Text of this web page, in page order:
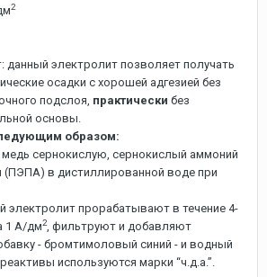
2
данный электролит позволяет получать
осадки с хорошей адгезией без
подслоя, практически без
основы.
образом:
сернокислую, сернокислый аммоний
(ПЭПА) в дистиллированной воде при
электролит прорабатывают в течение 4-
1 А/дм2, фильтруют и добавляют
- бромтимоловый синий - и водный
используются марки “ч.д.а.”.